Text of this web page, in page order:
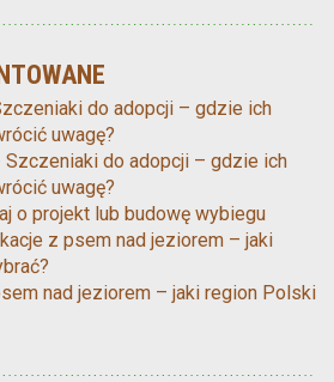
do adopcji – gdzie ich
uwagę?
Szczeniaki do adopcji – gdzie ich
uwagę?
o projekt lub budowę wybiegu
z psem nad jeziorem – jaki
nad jeziorem – jaki region Polski